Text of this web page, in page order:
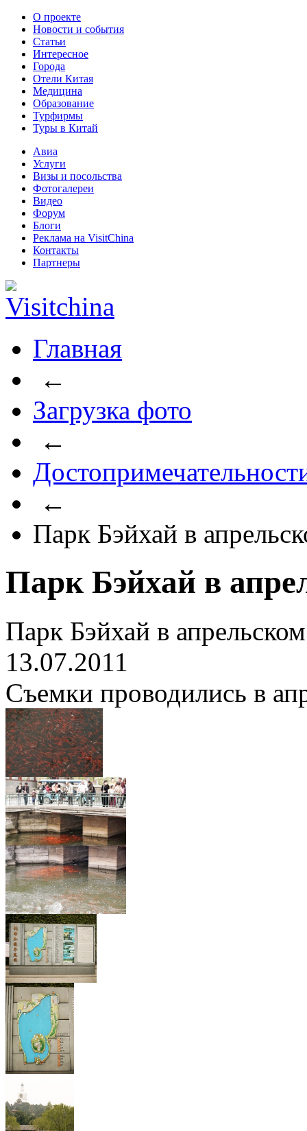
О проекте
Новости и события
Статьи
Интересное
Города
Отели Китая
Медицина
Образование
Турфирмы
Туры в Китай
Авиа
Услуги
Визы и посольства
Фотогалереи
Видео
Форум
Блоги
Реклама на VisitChina
Контакты
Партнеры
Главная
←
Загрузка фото
←
←
Парк Бэйхай в
Парк Бэйхай в
Парк Бэйхай в
13.07.2011
Съемки проводились в